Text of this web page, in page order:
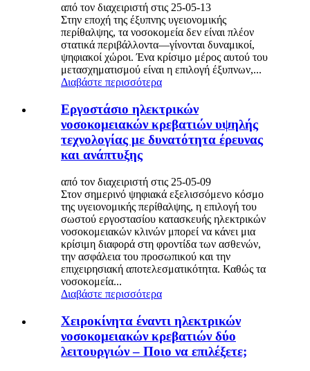
από τον διαχειριστή στις 25-05-13
Στην εποχή της έξυπνης υγειονομικής
περίθαλψης, τα νοσοκομεία δεν είναι πλέον
στατικά περιβάλλοντα—γίνονται δυναμικοί,
ψηφιακοί χώροι. Ένα κρίσιμο μέρος αυτού του
μετασχηματισμού είναι η επιλογή έξυπνων,...
Διαβάστε περισσότερα
Εργοστάσιο ηλεκτρικών
νοσοκομειακών κρεβατιών υψηλής
τεχνολογίας με δυνατότητα έρευνας
και ανάπτυξης
από τον διαχειριστή στις 25-05-09
Στον σημερινό ψηφιακά εξελισσόμενο κόσμο
της υγειονομικής περίθαλψης, η επιλογή του
σωστού εργοστασίου κατασκευής ηλεκτρικών
νοσοκομειακών κλινών μπορεί να κάνει μια
κρίσιμη διαφορά στη φροντίδα των ασθενών,
την ασφάλεια του προσωπικού και την
επιχειρησιακή αποτελεσματικότητα. Καθώς τα
νοσοκομεία...
Διαβάστε περισσότερα
Χειροκίνητα έναντι ηλεκτρικών
νοσοκομειακών κρεβατιών δύο
λειτουργιών – Ποιο να επιλέξετε;